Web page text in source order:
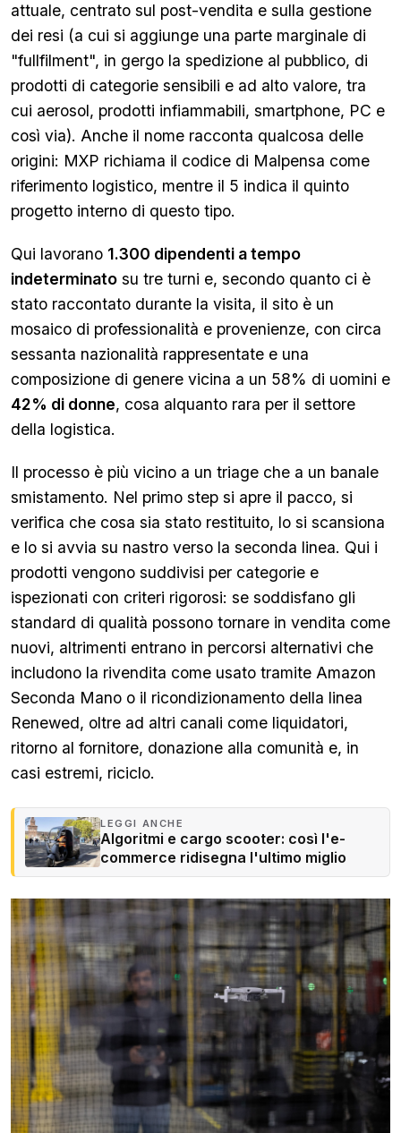
attuale, centrato sul post-vendita e sulla gestione
dei resi (a cui si aggiunge una parte marginale di
"fullfilment", in gergo la spedizione al pubblico, di
prodotti di categorie sensibili e ad alto valore, tra
cui aerosol, prodotti infiammabili, smartphone, PC e
così via). Anche il nome racconta qualcosa delle
origini: MXP richiama il codice di Malpensa come
riferimento logistico, mentre il 5 indica il quinto
progetto interno di questo tipo.
Qui lavorano 1.300 dipendenti a tempo
indeterminato su tre turni e, secondo quanto ci è
stato raccontato durante la visita, il sito è un
mosaico di professionalità e provenienze, con circa
sessanta nazionalità rappresentate e una
composizione di genere vicina a un 58% di uomini e
42% di donne, cosa alquanto rara per il settore
della logistica.
Il processo è più vicino a un triage che a un banale
smistamento. Nel primo step si apre il pacco, si
verifica che cosa sia stato restituito, lo si scansiona
e lo si avvia su nastro verso la seconda linea. Qui i
prodotti vengono suddivisi per categorie e
ispezionati con criteri rigorosi: se soddisfano gli
standard di qualità possono tornare in vendita come
nuovi, altrimenti entrano in percorsi alternativi che
includono la rivendita come usato tramite Amazon
Seconda Mano o il ricondizionamento della linea
Renewed, oltre ad altri canali come liquidatori,
ritorno al fornitore, donazione alla comunità e, in
casi estremi, riciclo.
LEGGI ANCHE
Algoritmi e cargo scooter: così l'e-
commerce ridisegna l'ultimo miglio